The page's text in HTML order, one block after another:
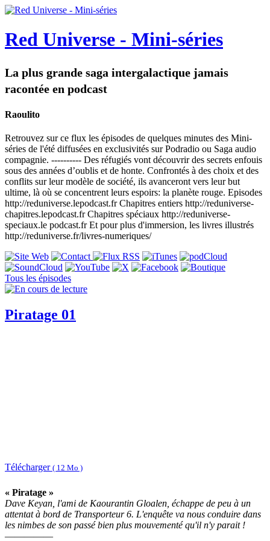
Red Universe - Mini-séries
La plus grande saga intergalactique jamais
racontée en podcast
Raoulito
Retrouvez sur ce flux les épisodes de quelques minutes des Mini-
séries de l'été diffusées en exclusivités sur Podradio ou Saga audio
compagnie. ---------- Des réfugiés vont découvrir des secrets enfouis
sous des années d’oublis et de honte. Confrontés à des choix et des
conflits sur leur modèle de société, ils avanceront vers leur but
ultime, là où se concentrent leurs espoirs: la planète rouge. Episodes
http://reduniverse.lepodcast.fr Chapitres entiers http://reduniverse-
chapitres.lepodcast.fr Chapitres spéciaux http://reduniverse-
speciaux.le podcast.fr Et pour plus d'immersion, les livres illustrés
http://reduniverse.fr/livres-numeriques/
Tous les épisodes
Piratage 01
Télécharger ( 12 Mo )
« Piratage »
Dave Keyan, l'ami de Kaourantin Gloalen, échappe de peu à un
attentat à bord de Transporteur 6. L'enquête va nous conduire dans
les nimbes de son passé bien plus mouvementé qu'il n'y parait !
—————